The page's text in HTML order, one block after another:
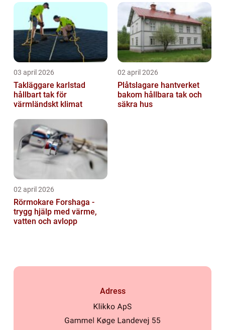
03 april 2026
Takläggare karlstad
hållbart tak för
värmländskt klimat
02 april 2026
Plåtslagare hantverket
bakom hållbara tak och
säkra hus
02 april 2026
Rörmokare Forshaga -
trygg hjälp med värme,
vatten och avlopp
Adress